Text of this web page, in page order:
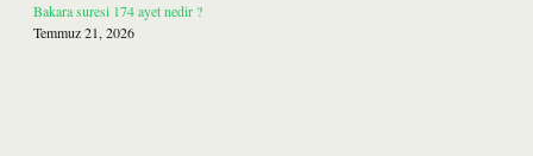
Bakara suresi 174 ayet nedir ?
Temmuz 21, 2026